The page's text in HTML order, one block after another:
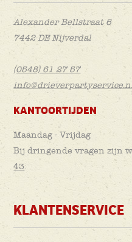
Alexander Bellstraat 6
7442 DE Nijverdal
(0548) 61 27 57
KANTOORTIJDEN
Maandag - Vrijdag
Bij dringende vragen zijn
43.
KLANTENSERVICE